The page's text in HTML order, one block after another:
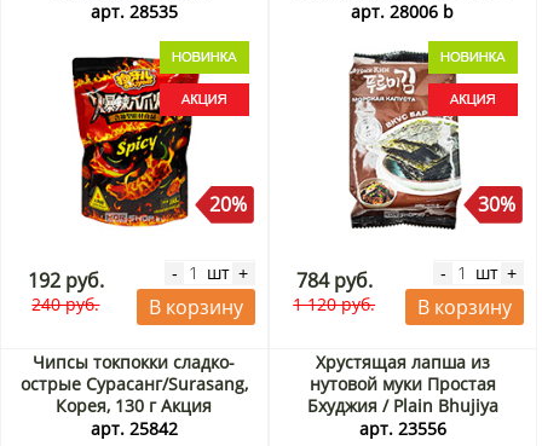
арт. 28535
20%
192 руб.
240 руб.
- шт +
В корзину
шт. Акция
арт. 28006 b
30%
784 руб.
1 120 руб.
- шт +
В корзину
Чипсы токпокки сладко-
острые Сурасанг/Surasang,
Корея, 130 г Акция
арт. 25842
Хрустящая лапша из
нутовой муки Простая
Бхуджия / Plain Bhujiya
Bikano, Индия, 200 г Акция
арт. 23556